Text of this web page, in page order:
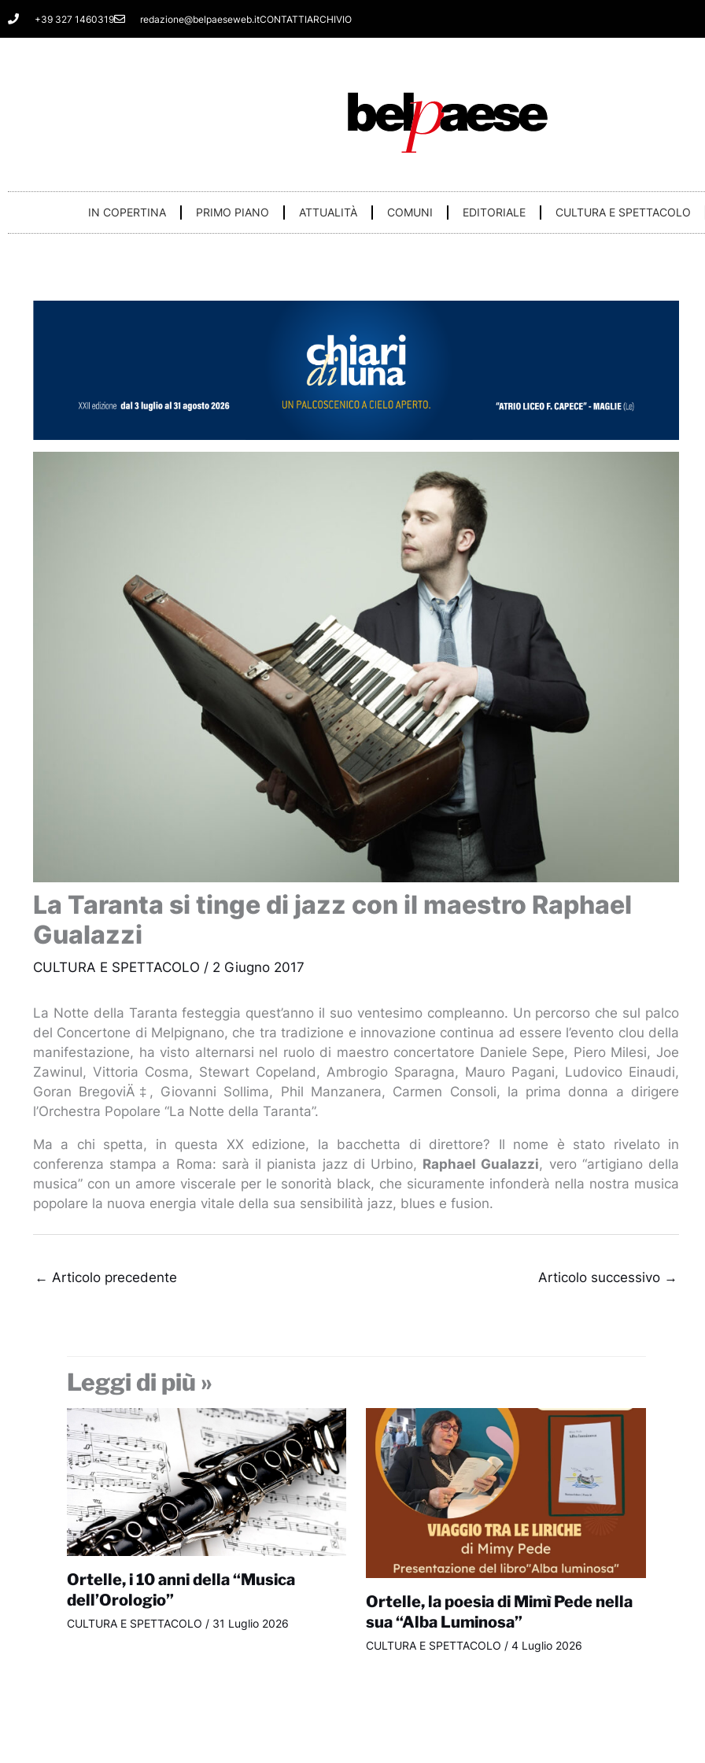
Vai
al
+39 327 1460319 redazione@belpaeseweb.itCONTATTIARCHIVIO
IN COPERTINA PRIMO PIANO ATTUALITÀ COMUNI EDITORIALE CULTURA E SPETTACOLO
La Taranta si tinge di jazz con il maestro Raphael
Gualazzi
CULTURA E SPETTACOLO / 2 Giugno 2017
La Notte della Taranta festeggia quest’anno il suo ventesimo compleanno. Un percorso che sul palco
del Concertone di Melpignano, che tra tradizione e innovazione continua ad essere l’evento clou della
manifestazione, ha visto alternarsi nel ruolo di maestro concertatore Daniele Sepe, Piero Milesi, Joe
Zawinul, Vittoria Cosma, Stewart Copeland, Ambrogio Sparagna, Mauro Pagani, Ludovico Einaudi,
Goran BregoviÄ‡, Giovanni Sollima, Phil Manzanera, Carmen Consoli, la prima donna a dirigere
l’Orchestra Popolare “La Notte della Taranta”.
Ma a chi spetta, in questa XX edizione, la bacchetta di direttore? Il nome è stato rivelato in
conferenza stampa a Roma: sarà il pianista jazz di Urbino, Raphael Gualazzi, vero “artigiano della
musica” con un amore viscerale per le sonorità black, che sicuramente infonderà nella nostra musica
popolare la nuova energia vitale della sua sensibilità jazz, blues e fusion.
← Articolo precedente Articolo successivo →
Leggi di più »
Ortelle, i 10 anni della “Musica
dell’Orologio”
CULTURA E SPETTACOLO / 31 Luglio 2026
Ortelle, la poesia di Mimì Pede nella
sua “Alba Luminosa”
CULTURA E SPETTACOLO / 4 Luglio 2026